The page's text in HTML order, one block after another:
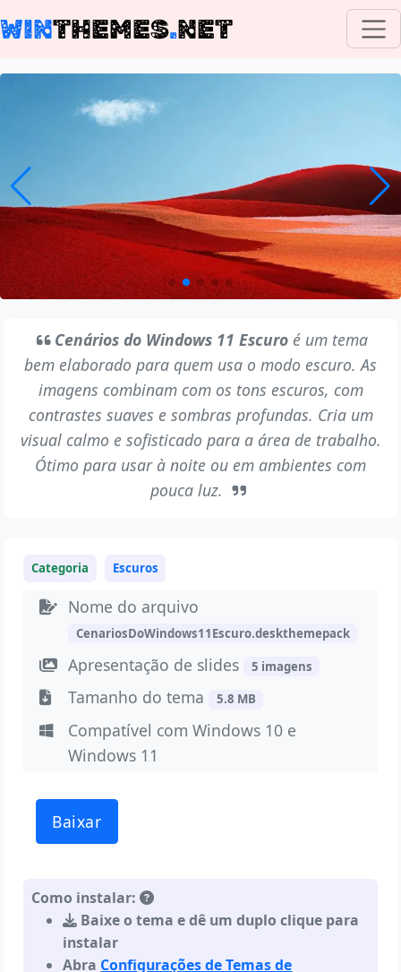
WINTHEMES.NET
Cenários do Windows 11 Escuro é um tema
bem elaborado para quem usa o modo escuro. As
imagens combinam com os tons escuros, com
contrastes suaves e sombras profundas. Cria um
visual calmo e sofisticado para a área de trabalho.
Ótimo para usar à noite ou em ambientes com
pouca luz.
Categoria Escuros
Nome do arquivo
CenariosDoWindows11Escuro.deskthemepack
Apresentação de slides 5 imagens
Tamanho do tema 5.8 MB
Compatível com Windows 10 e
Windows 11
Baixar
Como instalar:
Baixe o tema e dê um duplo clique para
instalar
Abra Configurações de Temas de